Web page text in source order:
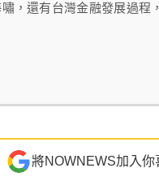
，還有台灣金融發展過程
將NOWNEWS加入你